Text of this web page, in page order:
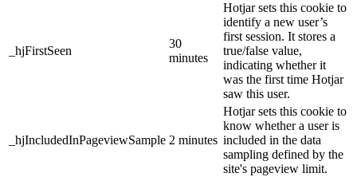
_hjFirstSeen
30
minutes
Hotjar sets this cookie to
identify a new user’s
first session. It stores a
true/false value,
indicating whether it
was the first time Hotjar
saw this user.
_hjIncludedInPageviewSample 2 minutes
Hotjar sets this cookie to
know whether a user is
included in the data
sampling defined by the
site's pageview limit.